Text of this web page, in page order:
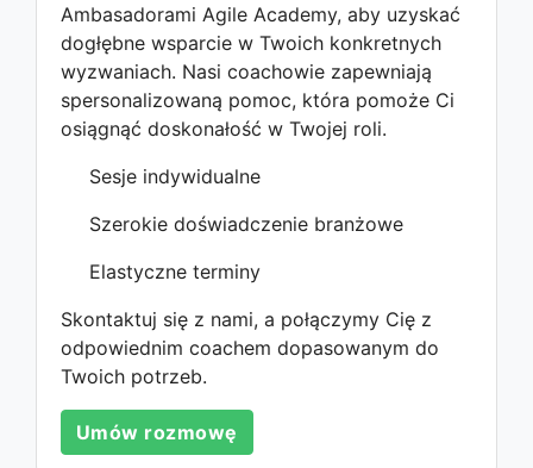
Ambasadorami Agile Academy, aby uzyskać
dogłębne wsparcie w Twoich konkretnych
wyzwaniach. Nasi coachowie zapewniają
spersonalizowaną pomoc, która pomoże Ci
osiągnąć doskonałość w Twojej roli.
Sesje indywidualne
Szerokie doświadczenie branżowe
Elastyczne terminy
Skontaktuj się z nami, a połączymy Cię z
odpowiednim coachem dopasowanym do
Twoich potrzeb.
Umów rozmowę